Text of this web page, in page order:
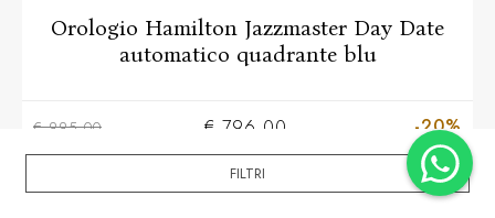
FILTRI
Orologio Hamilton Jazzmaster Day Date
automatico quadrante blu
€ 995,00 € 796,00 -20%